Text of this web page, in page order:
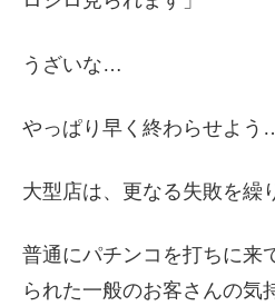
うざいな…
やっぱり早く終わらせよう
大型店は、更なる失敗を繰
普通にパチンコを打ちに来
られた一般のお客さんの気